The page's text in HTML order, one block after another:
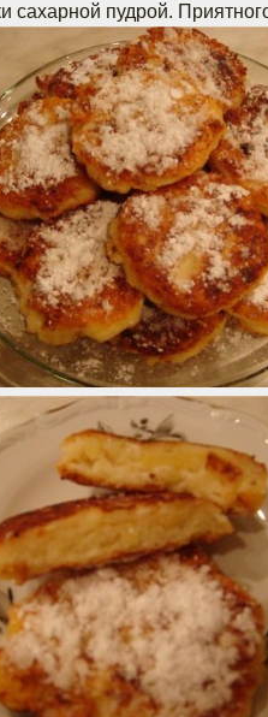
сахарной пудрой.